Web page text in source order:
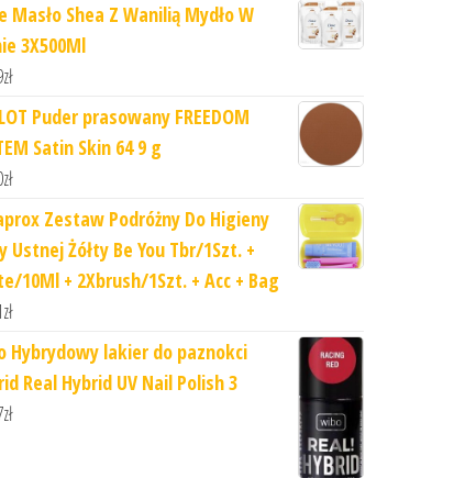
Masło Shea Z Wanilią Mydło W
3X500Ml
zł
Puder prasowany FREEDOM
Satin Skin 64 9 g
zł
Zestaw Podróżny Do Higieny
Ustnej Żółty Be You Tbr/1Szt. +
10Ml + 2Xbrush/1Szt. + Acc + Bag
zł
Hybrydowy lakier do paznokci
Real Hybrid UV Nail Polish 3
zł